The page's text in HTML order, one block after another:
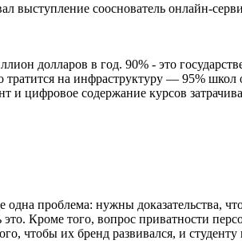
выступление сооснователь онлайн-
долларов в год. 90% - это
на инфраструктуру — 95%
цифровое содержание курсов
проблема: нужны доказательства,
Кроме того, вопрос приватности
чтобы их бренд развивался, и студенту